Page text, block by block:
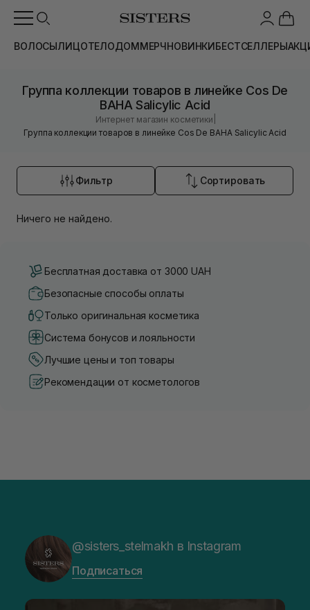
ВОЛОСЫЛИЦОТЕЛОДОММЕРЧНОВИНКИБЕСТСЕЛЛЕРЫ
Группа коллекции товаров в линейке Cos De
BAHA Salicylic Acid
Интернет магазин косметики
Группа коллекции товаров в линейке Cos De BAHA Salicylic Acid
Фильтр Сортировать
Ничего не найдено.
Бесплатная доставка от 3000 UAH
Безопасные способы оплаты
Только оригинальная косметика
Система бонусов и лояльности
Лучшие цены и топ товары
Рекомендации от косметологов
@sisters_stelmakh в Instagram
Подписаться